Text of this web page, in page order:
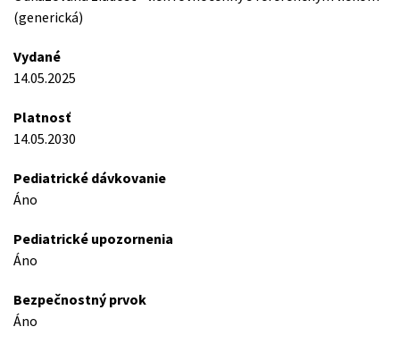
(generická)
Vydané
14.05.2025
Platnosť
14.05.2030
Pediatrické dávkovanie
Áno
Pediatrické upozornenia
Áno
Bezpečnostný prvok
Áno